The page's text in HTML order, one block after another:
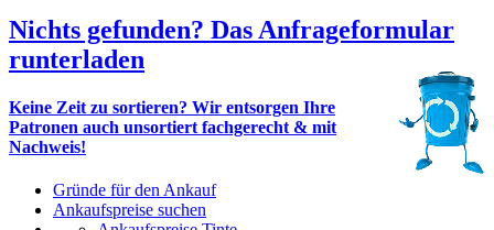
Nichts gefunden? Das Anfrageformular
runterladen
Keine Zeit zu sortieren? Wir entsorgen Ihre
Patronen auch unsortiert fachgerecht & mit
Nachweis!
Gründe für den Ankauf
Ankaufspreise suchen